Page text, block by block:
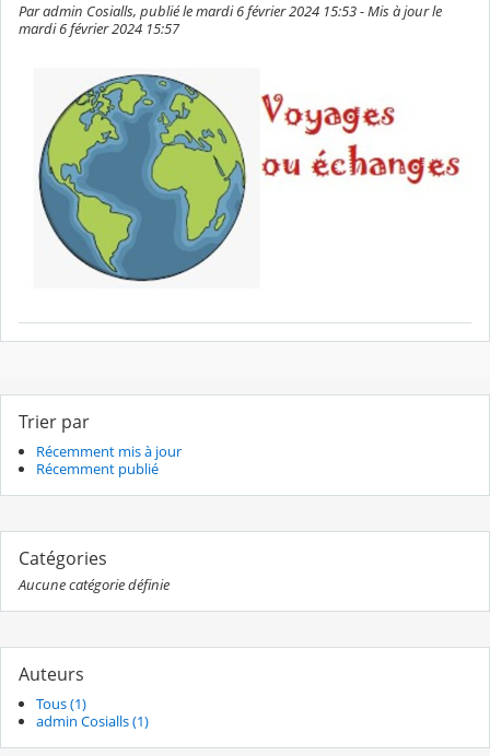
Par admin Cosialls, publié le mardi 6 février 2024 15:53 - Mis à jour le
mardi 6 février 2024 15:57
Trier par
Récemment mis à jour
Récemment publié
Catégories
Aucune catégorie définie
Auteurs
Tous (1)
admin Cosialls (1)